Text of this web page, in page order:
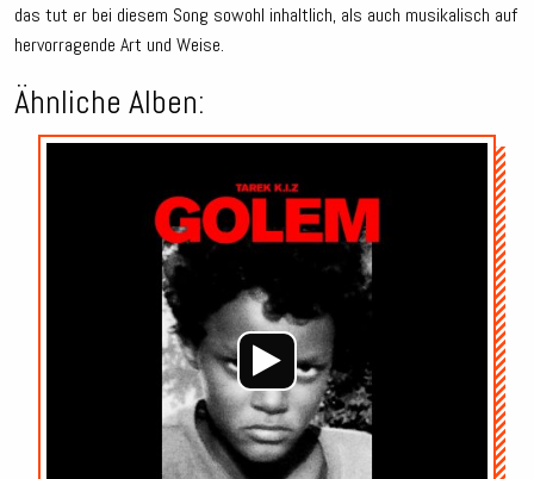
das tut er bei diesem Song sowohl inhaltlich, als auch musikalisch auf
hervorragende Art und Weise.
Ähnliche Alben:
Audio-
Player